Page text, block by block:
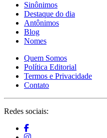
Sinônimos
Destaque do dia
Antônimos
Blog
Nomes
Quem Somos
Política Editorial
Termos e Privacidade
Contato
Redes sociais: